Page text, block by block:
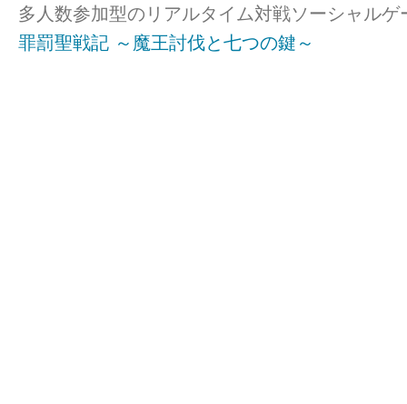
多人数参加型のリアルタイム対戦ソーシャルゲ
罪罰聖戦記 ～魔王討伐と七つの鍵～